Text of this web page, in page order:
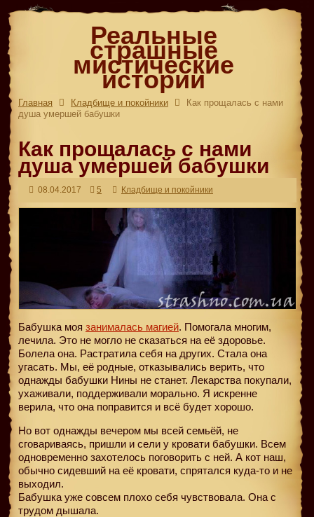
Реальные
страшные
мистические
истории
Главная Кладбище и покойники
Как прощалась с нами
душа умершей бабушки
Как прощалась с нами
душа умершей бабушки
08.04.2017 5 Кладбище и покойники
Бабушка моя занималась магией. Помогала многим,
лечила. Это не могло не сказаться на её здоровье.
Болела она. Растратила себя на других. Стала она
угасать. Мы, её родные, отказывались верить, что
однажды бабушки Нины не станет. Лекарства покупали,
ухаживали, поддерживали морально. Я искренне
верила, что она поправится и всё будет хорошо.
Но вот однажды вечером мы всей семьёй, не
сговариваясь, пришли и сели у кровати бабушки. Всем
одновременно захотелось поговорить с ней. А кот наш,
обычно сидевший на её кровати, спрятался куда-то и не
выходил.
Бабушка уже совсем плохо себя чувствовала. Она с
трудом дышала.